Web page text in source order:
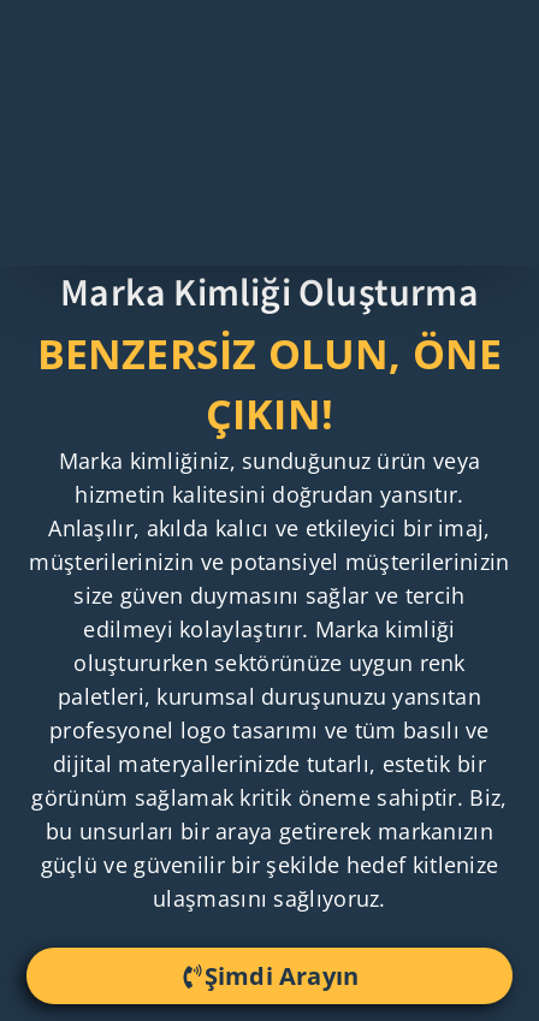
Marka Kimliği Oluşturma
BENZERSİZ OLUN, ÖNE
ÇIKIN!
Marka kimliğiniz, sunduğunuz ürün veya
hizmetin kalitesini doğrudan yansıtır.
Anlaşılır, akılda kalıcı ve etkileyici bir imaj,
müşterilerinizin ve potansiyel müşterilerinizin
size güven duymasını sağlar ve tercih
edilmeyi kolaylaştırır. Marka kimliği
oluştururken sektörünüze uygun renk
paletleri, kurumsal duruşunuzu yansıtan
profesyonel logo tasarımı ve tüm basılı ve
dijital materyallerinizde tutarlı, estetik bir
görünüm sağlamak kritik öneme sahiptir. Biz,
bu unsurları bir araya getirerek markanızın
güçlü ve güvenilir bir şekilde hedef kitlenize
ulaşmasını sağlıyoruz.
Şimdi Arayın